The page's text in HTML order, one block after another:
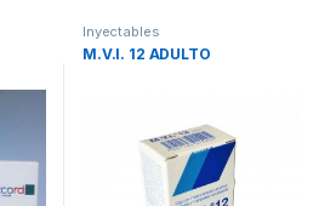
Inyectables
M.V.I. 12 ADULTO